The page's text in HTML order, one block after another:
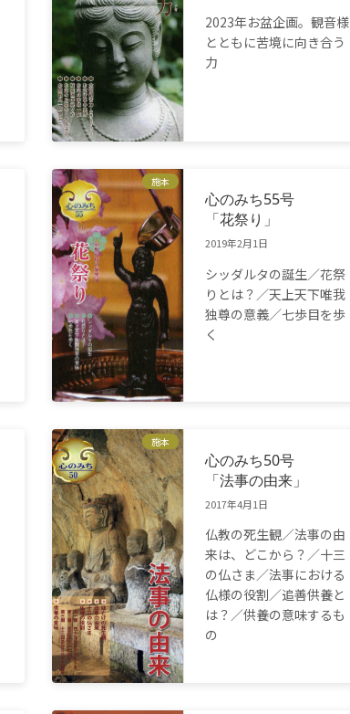
2023年お盆企画。観音様
とともに苦境に向き合う
力
施本
心のみち55号
「花祭り」
2019年2月1日
シッダルタの誕生／花祭
りとは？／天上天下唯我
独尊の意義／七歩目を歩
く
施本
心のみち50号
「法事の由来」
2017年4月1日
仏教の死生観／法事の由
来は、どこから？／十三
の仏さま／法事における
仏様の役割／追善供養と
は？／供養の意味するも
の